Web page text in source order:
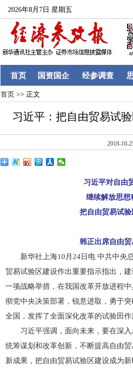
2026年8月7日 星期五
首页 国资国企 经参调查
首页 >> 正文
习近平：把自由贸易试
2018-10-
习近平对自由贸
继续解放思想
把自由贸易试验
韩正出席自由贸
新华社上海10月24日电 中共中央总
贸易试验区建设作出重要指示指出，
一项战略举措，在我国改革开放进程
彻党中央决策部署，锐意进取，勇于
全国，发挥了全面深化改革的试验田作
习近平强调，面向未来，要在深入
统筹谋划和改革创新，不断提高自由
新成果，把自由贸易试验区建设成为